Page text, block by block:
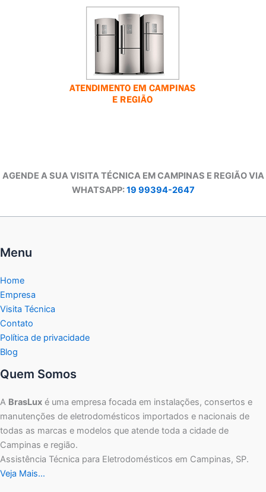
AGENDE A SUA VISITA TÉCNICA EM CAMPINAS E REGIÃO VIA
WHATSAPP:19 99394-2647
Menu
Home
Empresa
Visita Técnica
Contato
Política de privacidade
Blog
Quem Somos
A BrasLux é uma empresa focada em instalações, consertos e
manutenções de eletrodomésticos importados e nacionais de
todas as marcas e modelos que atende toda a cidade de
Campinas e região.
Assistência Técnica para Eletrodomésticos em Campinas, SP.
Veja Mais…